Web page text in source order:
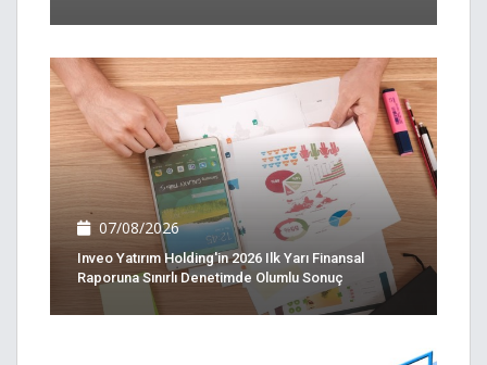
07/08/2026
Inveo Yatırım Holding'in 2026 Ilk Yarı Finansal
Raporuna Sınırlı Denetimde Olumlu Sonuç